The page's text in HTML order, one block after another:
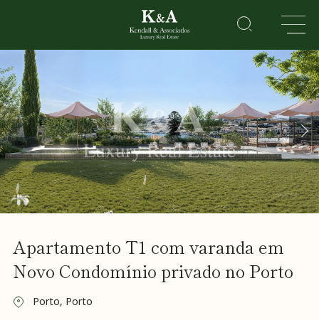
IMÓVEIS
RESIDENCIAL
LAZER
CORPORATE
HOTEIS
&
RESORTS
Nós
Vender
o meu
Golden
Apartamento T1 com varanda em
Novo Condomínio privado no Porto
Porto, Porto